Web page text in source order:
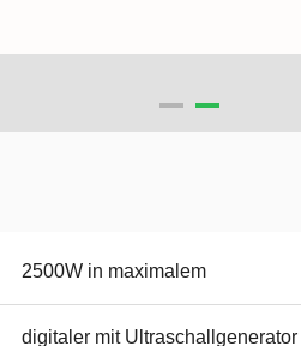
2500W in maximalem
digitaler mit Ultraschallgenerator